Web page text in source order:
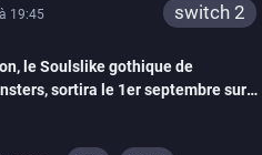
19:45 switch 2
le Soulslike gothique de
sortira le 1er septembre sur